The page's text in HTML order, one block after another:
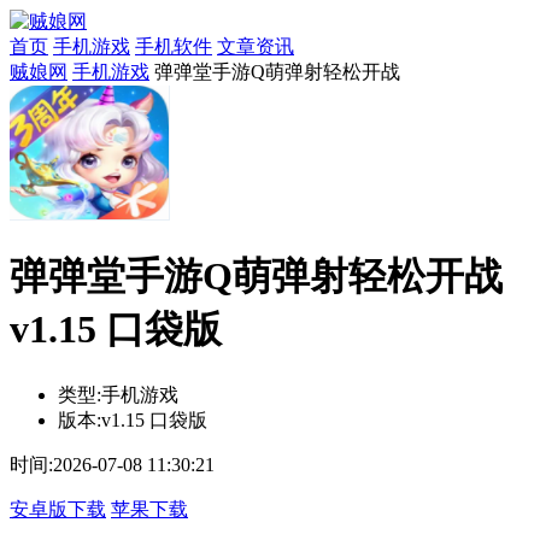
首页 手机游戏 手机软件 文章资讯
贼娘网 手机游戏 弹弹堂手游Q萌弹射轻松开战
弹弹堂手游Q萌弹射轻松开战
v1.15 口袋版
类型:手机游戏
版本:v1.15 口袋版
时间:2026-07-08 11:30:21
安卓版下载 苹果下载